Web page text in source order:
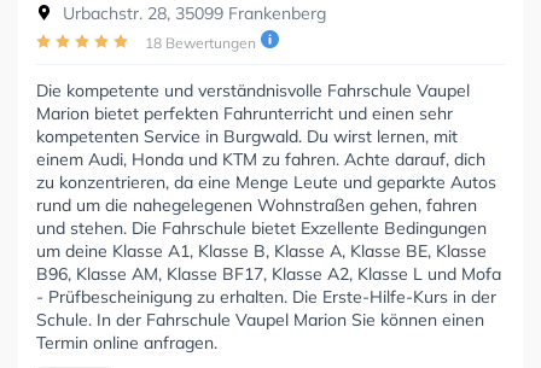
Urbachstr. 28, 35099 Frankenberg
18 Bewertungen
Die kompetente und verständnisvolle Fahrschule Vaupel
Marion bietet perfekten Fahrunterricht und einen sehr
kompetenten Service in Burgwald. Du wirst lernen, mit
einem Audi, Honda und KTM zu fahren. Achte darauf, dich
zu konzentrieren, da eine Menge Leute und geparkte Autos
rund um die nahegelegenen Wohnstraßen gehen, fahren
und stehen. Die Fahrschule bietet Exzellente Bedingungen
um deine Klasse A1, Klasse B, Klasse A, Klasse BE, Klasse
B96, Klasse AM, Klasse BF17, Klasse A2, Klasse L und Mofa
- Prüfbescheinigung zu erhalten. Die Erste-Hilfe-Kurs in der
Schule. In der Fahrschule Vaupel Marion Sie können einen
Termin online anfragen.